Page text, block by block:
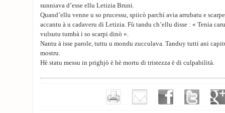
sunniava d’esse ellu Letizia Bruni.
Quand’ellu venne u so prucessu, spiicò parchì avia arrubatu e
accantu à u cadaveru di Letizia. Fù tandu ch’ellu disse : « Tenia
vulsutu tumbà i so scarpi dinò ».
Nantu à isse parole, tuttu u mondu zucculava. Tanduy tutti ani
mostru.
Hè statu messu in prighjò è hè mortu di tristezza è di culpabilità.